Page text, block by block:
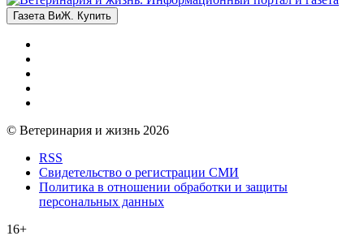
Газета ВиЖ. Купить
© Ветеринария и жизнь 2026
RSS
Свидетельство о регистрации СМИ
Политика в отношении обработки и защиты
персональных данных
16+